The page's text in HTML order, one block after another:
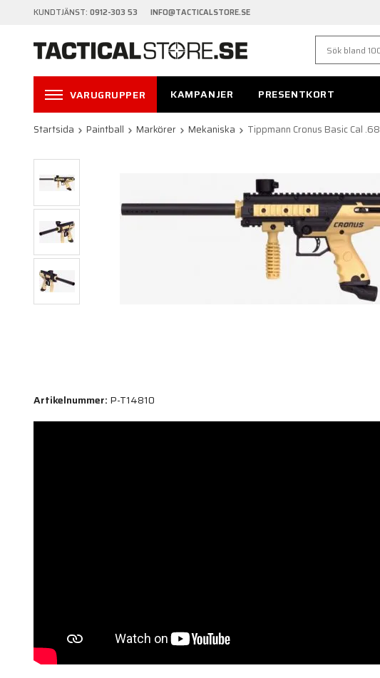
KUNDTJÄNST: 0912-303 53 INFO@TACTICALSTORE.SE
VARUGRUPPER KAMPANJER PRESENTKORT
Startsida Paintball Markörer Mekaniska Tippmann Cronus Basic Cal .68
Artikelnummer: P-T14810